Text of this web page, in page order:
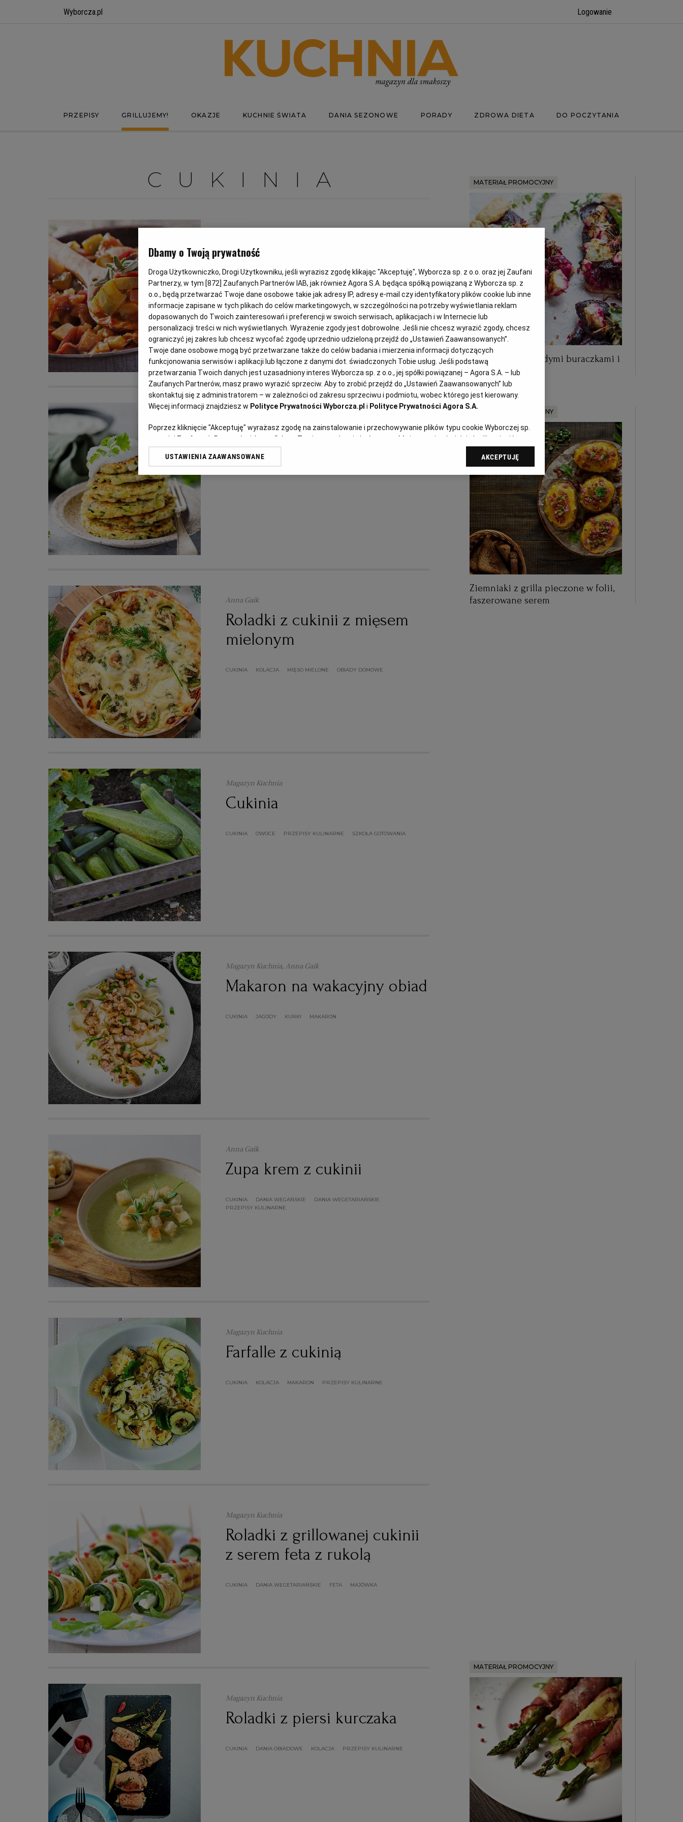
Wyborcza.pl Logowanie
PRZEPISY GRILLUJEMY! OKAZJE KUCHNIE ŚWIATA DANIA SEZONOWE PORADY ZDROWA DIETA DO POCZYTANIA
CUKINIA
Proste i szybkie leczo z
cukinią
CUKINIA DANIA WEGETARIAŃSKIE OBIAD PAPRYKA
Placki z cukinii
CUKINIA KOLACJA
Anna Gaik
Roladki z cukinii z mięsem
mielonym
CUKINIA KOLACJA MIĘSO MIELONE OBIADY DOMOWE
Magazyn Kuchnia
Cukinia
CUKINIA OWOCE PRZEPISY KULINARNE SZKOŁA GOTOWANIA
Magazyn Kuchnia, Anna Gaik
Makaron na wakacyjny obiad
CUKINIA JAGODY KURKI MAKARON
Anna Gaik
Zupa krem z cukinii
CUKINIA DANIA WEGAŃSKIE
DANIA WEGETARIAŃSKIE
PRZEPISY KULINARNE
Magazyn Kuchnia
Farfalle z cukinią
CUKINIA KOLACJA MAKARON PRZEPISY KULINARNE
Magazyn Kuchnia
Roladki z grillowanej cukinii
z serem feta z rukolą
CUKINIA DANIA WEGETARIAŃSKIE FETA MAJÓWKA
Magazyn Kuchnia
Roladki z piersi kurczaka
CUKINIA DANIA OBIADOWE KOLACJA PRZEPISY KULINARNE
MATERIAŁ PROMOCYJNY
Letnia tarta z młodymi buraczkami i
serem
MATERIAŁ PROMOCYJNY
Ziemniaki z grilla pieczone w folii,
faszerowane serem
MATERIAŁ PROMOCYJNY
Dbamy o Twoją prywatność
Droga Użytkowniczko, Drogi Użytkowniku, jeśli wyrazisz zgodę klikając "Akceptuję", Wyborcza sp. z o.o. oraz jej Zaufani
Partnerzy, w tym [872] Zaufanych Partnerów IAB, jak również Agora S.A. będąca spółką powiązaną z Wyborcza sp. z
o.o., będą przetwarzać Twoje dane osobowe takie jak adresy IP, adresy e-mail czy identyfikatory plików cookie lub inne
informacje zapisane w tych plikach do celów marketingowych, w szczególności na potrzeby wyświetlania reklam
dopasowanych do Twoich zainteresowań i preferencji w swoich serwisach, aplikacjach i w Internecie lub
personalizacji treści w nich wyświetlanych. Wyrażenie zgody jest dobrowolne. Jeśli nie chcesz wyrazić zgody, chcesz
ograniczyć jej zakres lub chcesz wycofać zgodę uprzednio udzieloną przejdź do „Ustawień Zaawansowanych”.
Twoje dane osobowe mogą być przetwarzane także do celów badania i mierzenia informacji dotyczących
funkcjonowania serwisów i aplikacji lub łączone z danymi dot. świadczonych Tobie usług. Jeśli podstawą
przetwarzania Twoich danych jest uzasadniony interes Wyborcza sp. z o.o., jej spółki powiązanej – Agora S.A. – lub
Zaufanych Partnerów, masz prawo wyrazić sprzeciw. Aby to zrobić przejdź do „Ustawień Zaawansowanych” lub
skontaktuj się z administratorem – w zależności od zakresu sprzeciwu i podmiotu, wobec którego jest kierowany.
Więcej informacji znajdziesz w Polityce Prywatności Wyborcza.pl i Polityce Prywatności Agora S.A.
Poprzez kliknięcie "Akceptuję" wyrażasz zgodę na zainstalowanie i przechowywanie plików typu cookie Wyborczej sp.
z o. o. jej Zaufanych Partnerów i Agora S.A. na Twoim urządzeniu końcowym. Możesz też w każdej chwili zmienić
swoje preferencje dot. plików cookie, ponownie wywołując narzędzie do zarządzania Twoimi preferencjami dot.
przetwarzania danych poprzez odnośnik „Ustawienia prywatności” w stopce serwisu i przechodząc do sekcji
My, nasi Zaufani Partnerzy i Agora S.A. możemy przetwarzać dane osobowe w następujących celach:Użycie
dokładnych danych geolokalizacyjnych. Aktywne skanowanie charakterystyki urządzenia do celów identyfikacji.
Przechowywanie informacji na urządzeniu lub dostęp do nich. Spersonalizowane reklamy i treści, pomiar reklam i
treści, badnie odbiorców i ulepszanie usług.
USTAWIENIA ZAAWANSOWANE AKCEPTUJĘ